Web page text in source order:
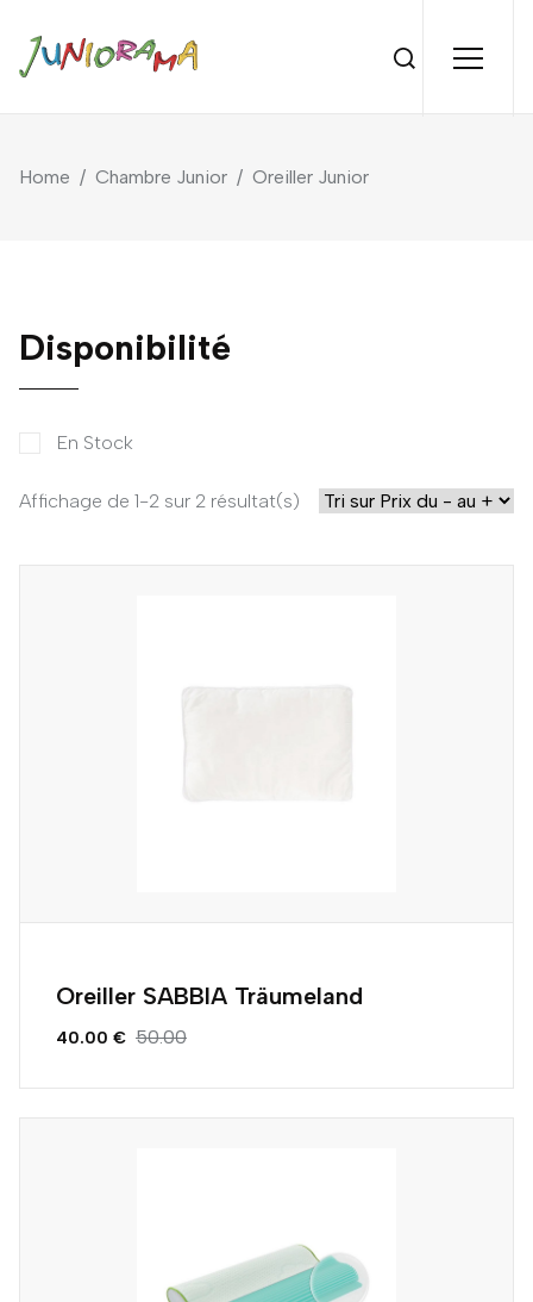
Home / Chambre Junior / Oreiller Junior
Disponibilité
En Stock
Affichage de 1-2 sur 2 résultat(s)
Oreiller SABBIA Träumeland
40.00 € 50.00